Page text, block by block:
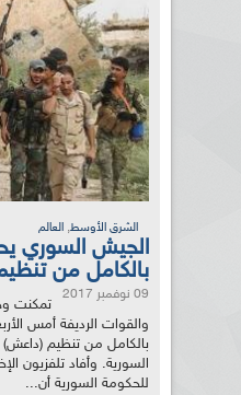
الشرق الأوسط, العالم
الجيش السوري
بالكامل من
09 نوفمبر 2017
تمكنت
والقوات الرديفة أمس
بالكامل من تنظيم (داعش)
السورية. وأفاد تلفزيون
للحكومة السورية أن...